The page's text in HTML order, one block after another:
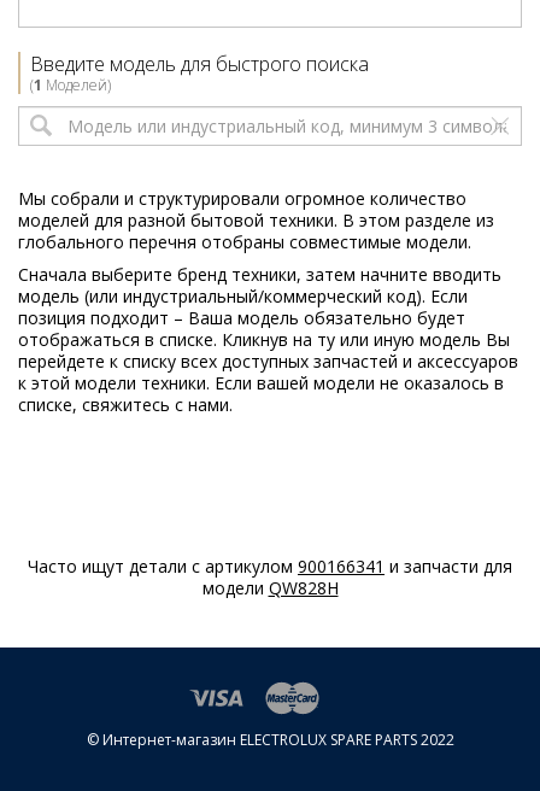
Введите модель для быстрого поиска
(1 Моделей)
Мы собрали и структурировали огромное количество
моделей для разной бытовой техники. В этом разделе из
глобального перечня отобраны совместимые модели.
Сначала выберите бренд техники, затем начните вводить
модель (или индустриальный/коммерческий код). Если
позиция подходит – Ваша модель обязательно будет
отображаться в списке. Кликнув на ту или иную модель Вы
перейдете к списку всех доступных запчастей и аксессуаров
к этой модели техники. Если вашей модели не оказалось в
списке, свяжитесь с нами.
Часто ищут детали с артикулом 900166341 и запчасти для
модели QW828H
© Интернет-магазин ELECTROLUX SPARE PARTS 2022